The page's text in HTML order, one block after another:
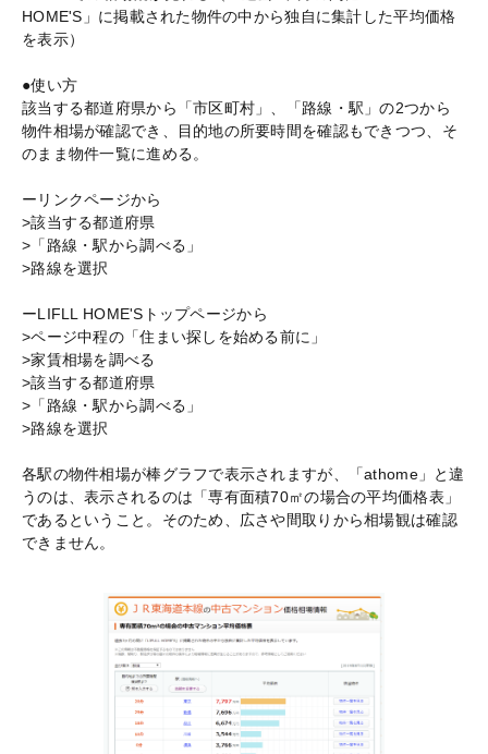
HOME'S」に掲載された物件の中から独自に集計した平均価格
を表示）
●使い方
該当する都道府県から「市区町村」、「路線・駅」の2つから
物件相場が確認でき、目的地の所要時間を確認もできつつ、そ
のまま物件一覧に進める。
ーリンクページから
>該当する都道府県
>「路線・駅から調べる」
>路線を選択
ーLIFLL HOME'Sトップページから
>ページ中程の「住まい探しを始める前に」
>家賃相場を調べる
>該当する都道府県
>「路線・駅から調べる」
>路線を選択
各駅の物件相場が棒グラフで表示されますが、「athome」と違
うのは、表示されるのは「専有面積70㎡の場合の平均価格表」
であるということ。そのため、広さや間取りから相場観は確認
できません。